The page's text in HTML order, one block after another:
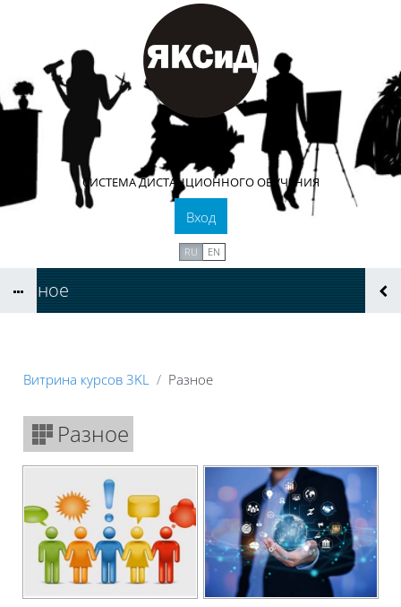
Перейти к основному содержанию
СИСТЕМА ДИСТАНЦИОННОГО ОБУЧЕНИЯ
Вход
RU EN
Разное
Витрина курсов 3KL Разное
Разное